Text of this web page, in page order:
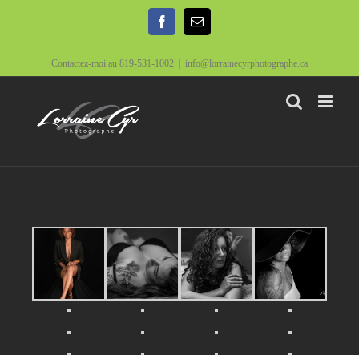
Contactez-moi au 819-531-1002 info@lorrainecyrphotographe.ca